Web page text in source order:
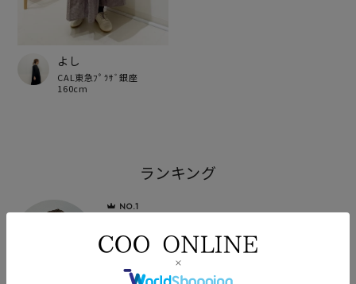
よし
CAL東急ﾌﾟﾗｻﾞ銀座
160cm
ランキング
155cm
POU DOU DOU さっぽろ東急百貨店